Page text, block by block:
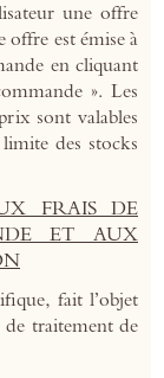
une offre
est émise à
en cliquant
». Les
sont valables
des stocks
FRAIS DE
ET AUX
fait l’objet
de traitement de